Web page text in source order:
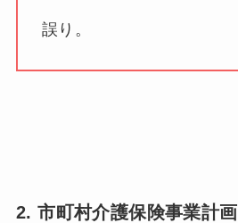
誤り。
2. 市町村介護保険事業計画